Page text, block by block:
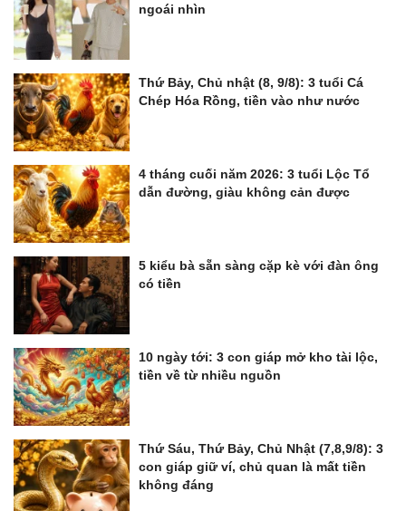
ngoái nhìn
Thứ Bảy, Chủ nhật (8, 9/8): 3 tuổi Cá
Chép Hóa Rồng, tiền vào như nước
4 tháng cuối năm 2026: 3 tuổi Lộc Tổ
dẫn đường, giàu không cản được
5 kiểu bà sẵn sàng cặp kè với đàn ông
có tiền
10 ngày tới: 3 con giáp mở kho tài lộc,
tiền về từ nhiều nguồn
Thứ Sáu, Thứ Bảy, Chủ Nhật (7,8,9/8): 3
con giáp giữ ví, chủ quan là mất tiền
không đáng